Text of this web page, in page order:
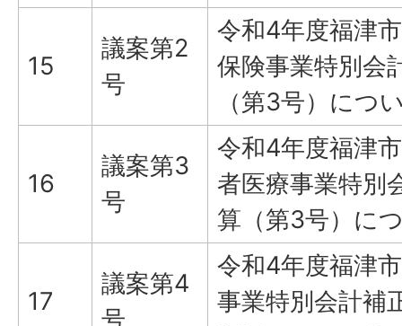
15
議案第2
号
令和4年度福津
保険事業特別会
（第3号）につ
16
議案第3
号
令和4年度福津
者医療事業特別
算（第3号）に
17
議案第4
号
令和4年度福津
事業特別会計補